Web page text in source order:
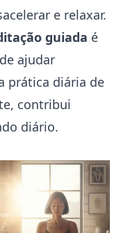
e relaxar.
guiada é
ajudar
prática diária de
contribui
diário.